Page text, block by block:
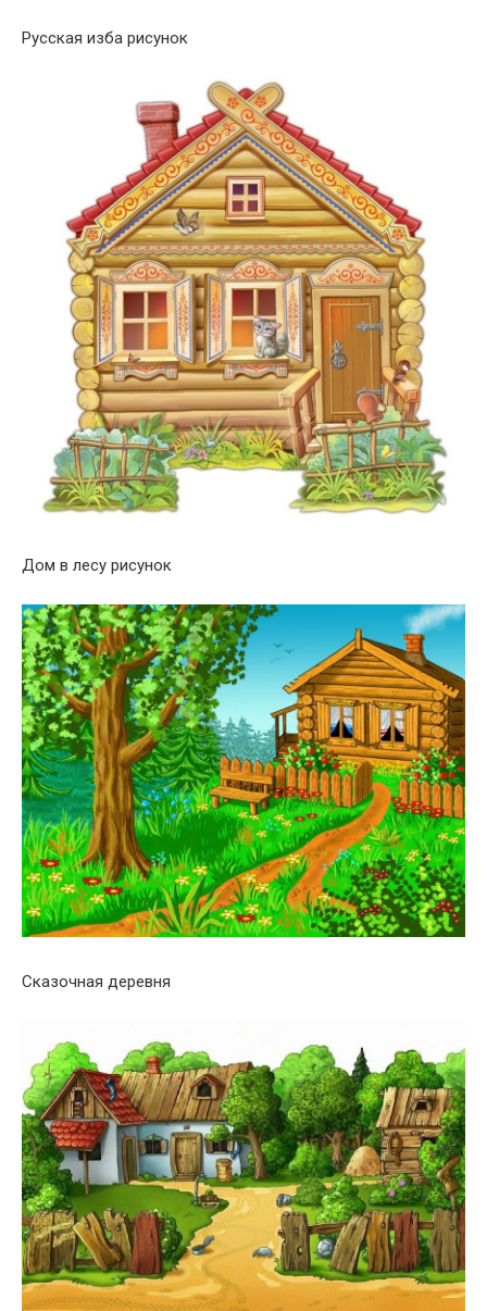
Русская изба рисунок
Дом в лесу рисунок
Сказочная деревня